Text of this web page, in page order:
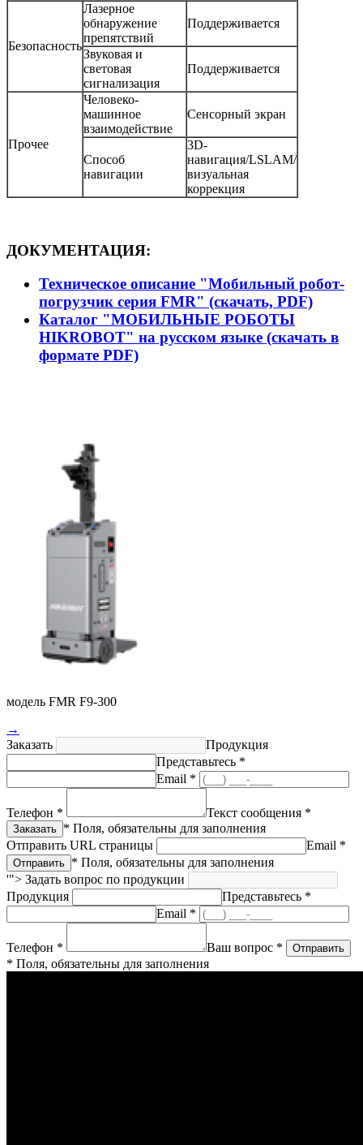
Безопасность
Лазерное
обнаружение
препятствий
Поддерживается
Звуковая и
световая
сигнализация
Поддерживается
Прочее
Человеко-
машинное
взаимодействие
Сенсорный экран
Способ
навигации
3D-
навигация/LSLAM/
визуальная
коррекция
ДОКУМЕНТАЦИЯ:
Техническое описание "Мобильный робот-
погрузчик серия FMR" (скачать, PDF)
Каталог "МОБИЛЬНЫЕ РОБОТЫ
HIKROBOT" на русском языке (скачать в
формате PDF)
модель FMR F9-300
→
Заказать
Продукция
Представьтесь *
Email *
Телефон *
Текст сообщения *
* Поля, обязательны для заполнения
Отправить URL страницы
Email *
* Поля, обязательны для заполнения
'"> Задать вопрос по продукции
Продукция
Представьтесь *
Email *
Телефон *
Ваш вопрос *
* Поля, обязательны для заполнения